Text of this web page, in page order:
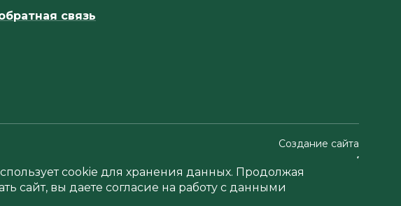
связь
Создание сайта
cookie для хранения данных. Продолжая
сайт, вы даете согласие на работу с данными